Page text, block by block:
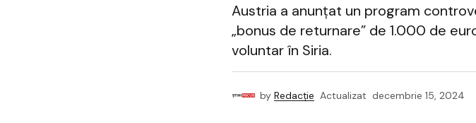
Austria a anunțat un program
„bonus de returnare” de 1.000 de
voluntar în Siria.
by Redacție Actualizat decembrie 15, 2024